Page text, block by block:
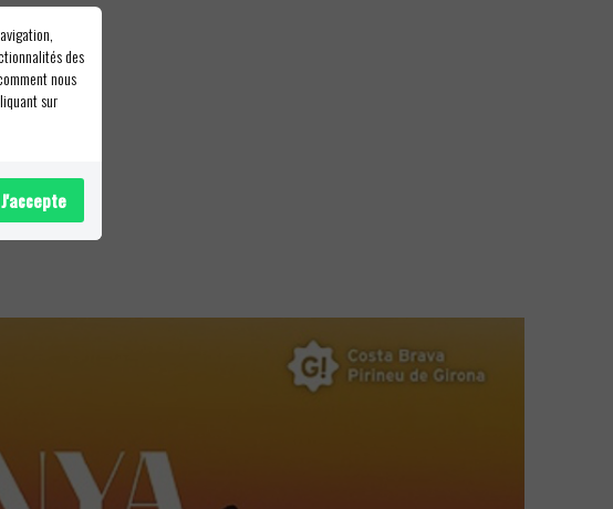
des
nous
sur
J'accepte